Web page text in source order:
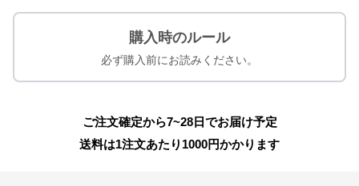
購入時のルール
必ず購入前にお読みください。
ご注文確定から7~28日でお届け予定
送料は1注文あたり 1000円かかります